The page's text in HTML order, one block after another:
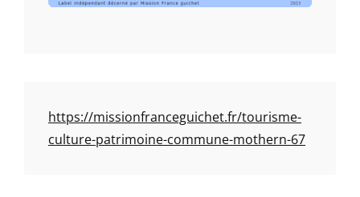
https://missionfranceguichet.fr/tourisme-
culture-patrimoine-commune-mothern-67